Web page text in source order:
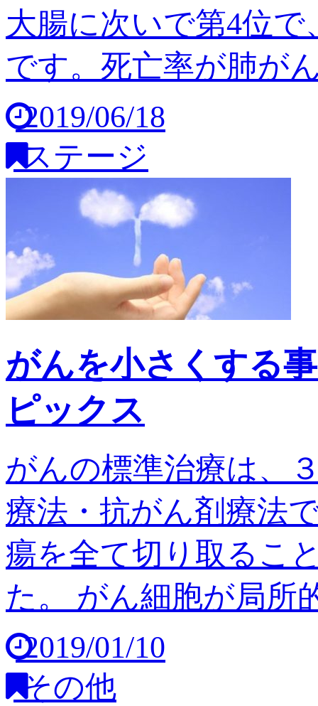
大腸に次いで第4位で
です。死亡率が肺が
2019/06/18
ステージ
がんを小さくする
ピックス
がんの標準治療は、
療法・抗がん剤療法
瘍を全て切り取るこ
た。 がん細胞が局所
2019/01/10
その他